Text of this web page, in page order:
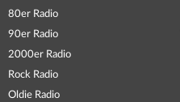
80er Radio
90er Radio
2000er Radio
Rock Radio
Oldie Radio